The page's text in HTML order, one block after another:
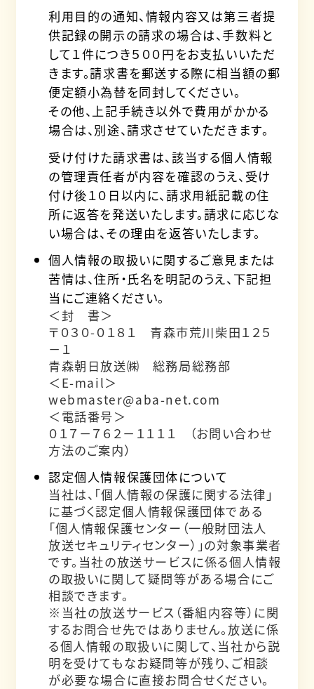
利用目的の通知、情報内容又は第三者提
供記録の開示の請求の場合は、手数料と
して１件につき５００円をお支払いいただ
きます。請求書を郵送する際に相当額の郵
便定額小為替を同封してください。
その他、上記手続き以外で費用がかかる
場合は、別途、請求させていただきます。
受け付けた請求書は、該当する個人情報
の管理責任者が内容を確認のうえ、受け
付け後１０日以内に、請求用紙記載の住
所に返答を発送いたします。請求に応じな
い場合は、その理由を返答いたします。
個人情報の取扱いに関するご意見または
苦情は、住所・氏名を明記のうえ、下記担
当にご連絡ください。
＜封 書＞
〒０３０-０１８１ 青森市荒川柴田１２５
－１
青森朝日放送㈱ 総務局総務部
＜E-mail＞
webmaster@aba-net.com
＜電話番号＞
０１７－７６２－１１１１ （お問い合わせ
方法のご案内）
認定個人情報保護団体について
当社は、「個人情報の保護に関する法律」
に基づく認定個人情報保護団体である
「個人情報保護センター（一般財団法人
放送セキュリティセンター）」の対象事業者
です。当社の放送サービスに係る個人情報
の取扱いに関して疑問等がある場合にご
相談できます。
※当社の放送サービス（番組内容等）に関
するお問合せ先ではありません。放送に係
る個人情報の取扱いに関して、当社から説
明を受けてもなお疑問等が残り、ご相談
が必要な場合に直接お問合せください。